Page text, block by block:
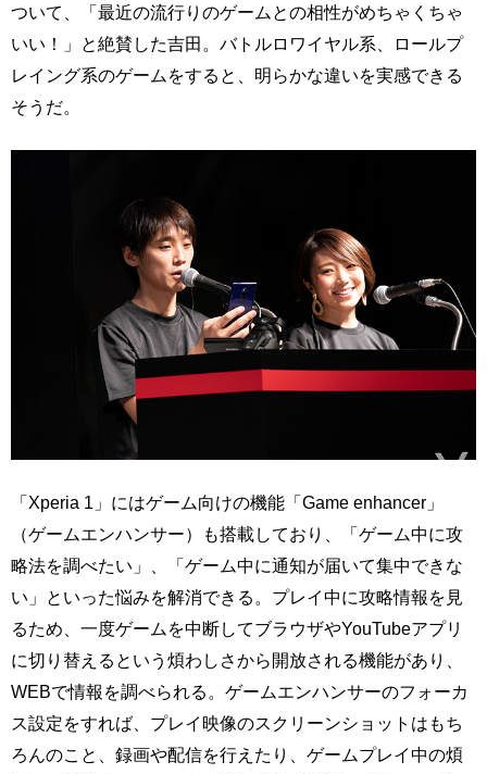
ついて、「最近の流行りのゲームとの相性がめちゃくちゃ
いい！」と絶賛した吉田。バトルロワイヤル系、ロールプ
レイング系のゲームをすると、明らかな違いを実感できる
そうだ。
「Xperia 1」にはゲーム向けの機能「Game enhancer」
（ゲームエンハンサー）も搭載しており、「ゲーム中に攻
略法を調べたい」、「ゲーム中に通知が届いて集中できな
い」といった悩みを解消できる。プレイ中に攻略情報を見
るため、一度ゲームを中断してブラウザやYouTubeアプリ
に切り替えるという煩わしさから開放される機能があり、
WEBで情報を調べられる。ゲームエンハンサーのフォーカ
ス設定をすれば、プレイ映像のスクリーンショットはもち
ろんのこと、録画や配信を行えたり、ゲームプレイ中の煩